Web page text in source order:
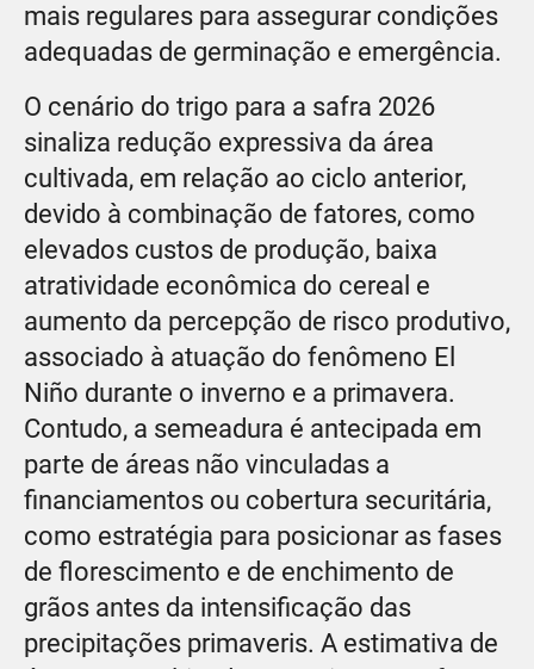
mais regulares para assegurar condições
adequadas de germinação e emergência.
O cenário do trigo para a safra 2026
sinaliza redução expressiva da área
cultivada, em relação ao ciclo anterior,
devido à combinação de fatores, como
elevados custos de produção, baixa
atratividade econômica do cereal e
aumento da percepção de risco produtivo,
associado à atuação do fenômeno El
Niño durante o inverno e a primavera.
Contudo, a semeadura é antecipada em
parte de áreas não vinculadas a
financiamentos ou cobertura securitária,
como estratégia para posicionar as fases
de florescimento e de enchimento de
grãos antes da intensificação das
precipitações primaveris. A estimativa de